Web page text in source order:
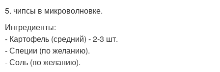
5. чипсы в микроволновке.
Ингредиенты:
- Картофель (средний) - 2-3 шт.
- Специи (по желанию).
- Соль (по желанию).